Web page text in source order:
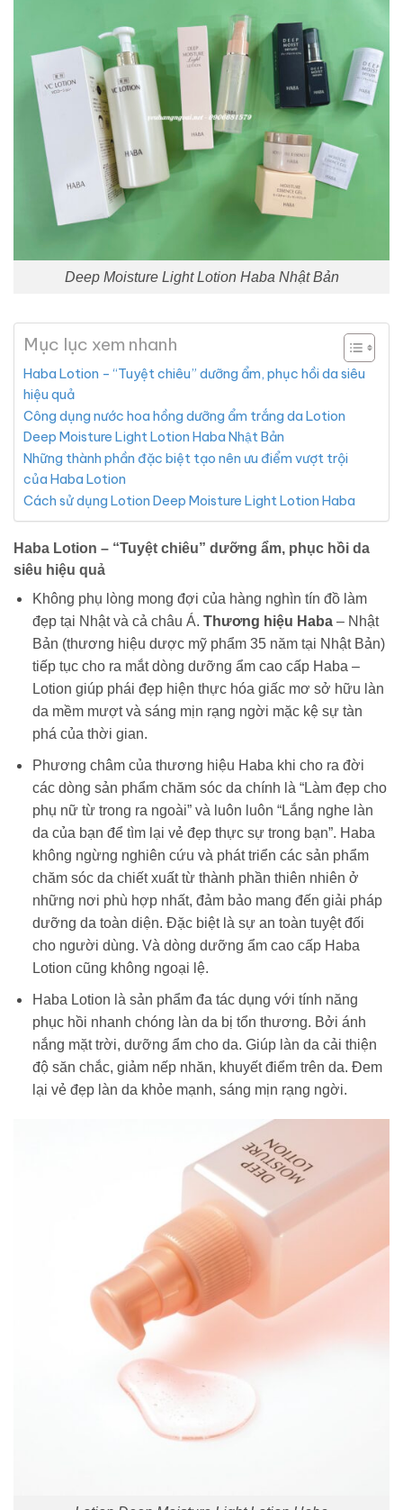
Deep Moisture Light Lotion Haba Nhật Bản
Mục lục xem nhanh
Haba Lotion – “Tuyệt chiêu” dưỡng ẩm, phục hồi da siêu
hiệu quả
Công dụng nước hoa hồng dưỡng ẩm trắng da Lotion
Deep Moisture Light Lotion Haba Nhật Bản
Những thành phần đặc biệt tạo nên ưu điểm vượt trội
của Haba Lotion
Cách sử dụng Lotion Deep Moisture Light Lotion Haba
Haba Lotion – “Tuyệt chiêu” dưỡng ẩm, phục hồi da
siêu hiệu quả
Không phụ lòng mong đợi của hàng nghìn tín đồ làm
đẹp tại Nhật và cả châu Á. Thương hiệu Haba– Nhật
Bản (thương hiệu dược mỹ phẩm 35 năm tại Nhật Bản)
tiếp tục cho ra mắt dòng dưỡng ẩm cao cấp Haba –
Lotion giúp phái đẹp hiện thực hóa giấc mơ sở hữu làn
da mềm mượt và sáng mịn rạng ngời mặc kệ sự tàn
phá của thời gian.
Phương châm của thương hiệu Haba khi cho ra đời
các dòng sản phẩm chăm sóc da chính là “Làm đẹp cho
phụ nữ từ trong ra ngoài” và luôn luôn “Lắng nghe làn
da của bạn để tìm lại vẻ đẹp thực sự trong bạn”. Haba
không ngừng nghiên cứu và phát triển các sản phẩm
chăm sóc da chiết xuất từ thành phần thiên nhiên ở
những nơi phù hợp nhất, đảm bảo mang đến giải pháp
dưỡng da toàn diện. Đặc biệt là sự an toàn tuyệt đối
cho người dùng. Và dòng dưỡng ẩm cao cấp Haba
Lotion cũng không ngoại lệ.
Haba Lotion là sản phẩm đa tác dụng với tính năng
phục hồi nhanh chóng làn da bị tổn thương. Bởi ánh
nắng mặt trời, dưỡng ẩm cho da. Giúp làn da cải thiện
độ săn chắc, giảm nếp nhăn, khuyết điểm trên da. Đem
lại vẻ đẹp làn da khỏe mạnh, sáng mịn rạng ngời.